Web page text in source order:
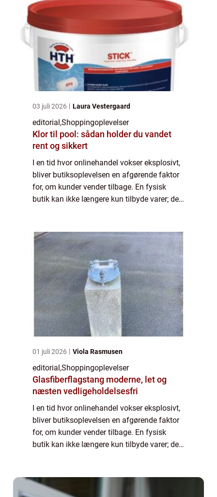
03 juli 2026 Laura Vestergaard
editorial,Shoppingoplevelser
Klor til pool: sådan holder du vandet
rent og sikkert
I en tid hvor onlinehandel vokser eksplosivt,
bliver butiksoplevelsen en afgørende faktor
for, om kunder vender tilbage. En fysisk
butik kan ikke længere kun tilbyde varer; den
01 juli 2026 Viola Rasmusen
editorial,Shoppingoplevelser
Glasfiberflagstang moderne, let og
næsten vedligeholdelsesfri
I en tid hvor onlinehandel vokser eksplosivt,
bliver butiksoplevelsen en afgørende faktor
for, om kunder vender tilbage. En fysisk
butik kan ikke længere kun tilbyde varer; den